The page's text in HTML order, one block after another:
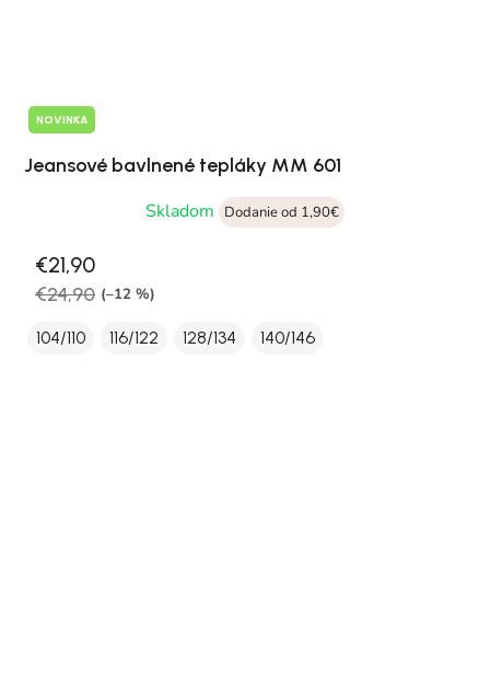
NOVINKA
Jeansové bavlnené tepláky MM 601
Skladom
Dodanie od 1,90€
€21,90
€24,90 (–12 %)
104/110 116/122 128/134 140/146